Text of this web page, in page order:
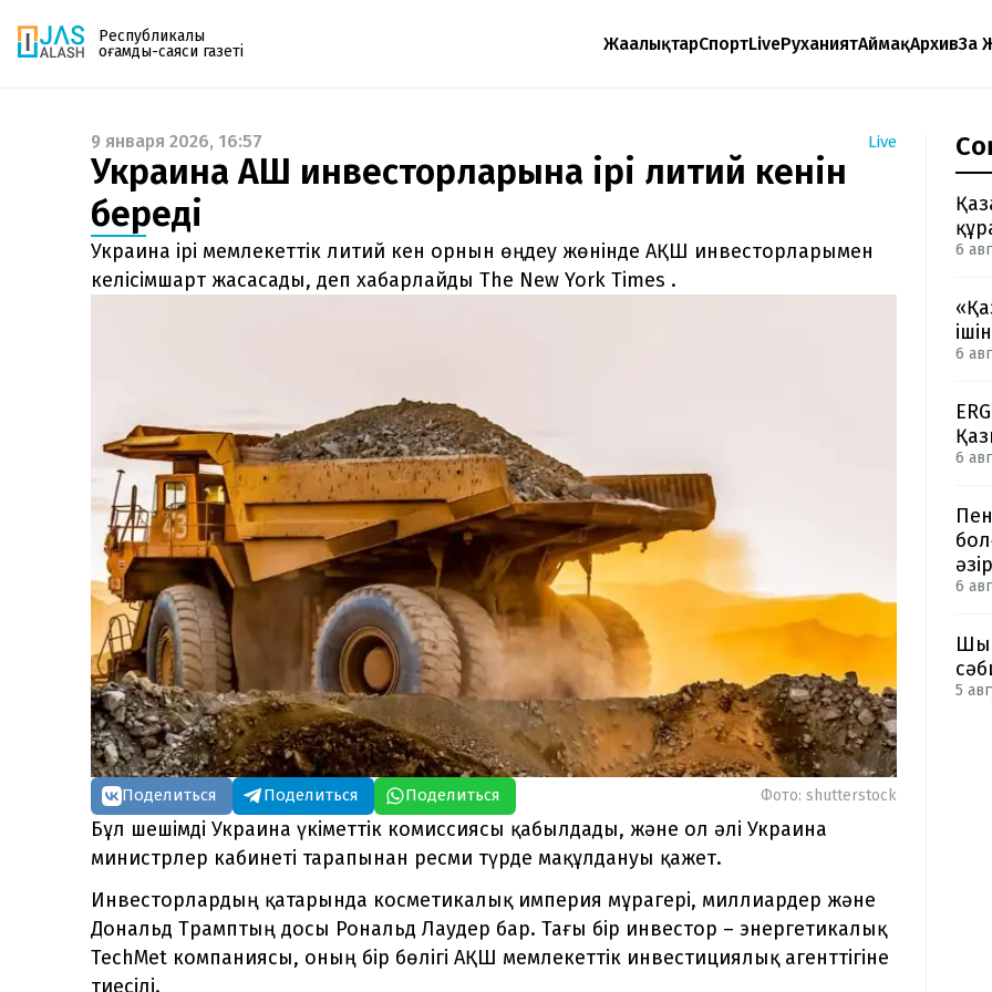
Республикалық
қоғамдық-саяси газеті
ЖаңалықтарСпортLiveРуханиятАймақАрхивЗаң
Газетке жазылу
PDF форматтағы газетті ай сайын электронды
поштаңызға алып отырыңыз. Жаңа нөмір
шыққан сәтте сізге бірден жіберіледі. Тек email
енгізіңіз, біз қалғанын өзіміз жібереміз.
9 января 2026, 16:57 Live
Украина АҚШ инвесторларына ірі литий кенін
береді
Украина ірі мемлекеттік литий кен орнын өңдеу жөнінде АҚШ инвесторларымен
келісімшарт жасасады, деп хабарлайды The New York Times .
Поделиться Поделиться Поделиться Фото: shutterstock
Бұл шешімді Украина үкіметтік комиссиясы қабылдады, және ол әлі Украина
министрлер кабинеті тарапынан ресми түрде мақұлдануы қажет.
Инвесторлардың қатарында косметикалық империя мұрагері, миллиардер және
Дональд Трамптың досы Рональд Лаудер бар. Тағы бір инвестор – энергетикалық
TechMet компаниясы, оның бір бөлігі АҚШ мемлекеттік инвестициялық агенттігіне
тиесілі.
6
6
6
6
5